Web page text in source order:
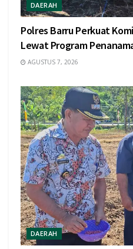
DAERAH
Polres Barru Perkuat
Lewat Program
AGUSTUS 7, 2026
DAERAH